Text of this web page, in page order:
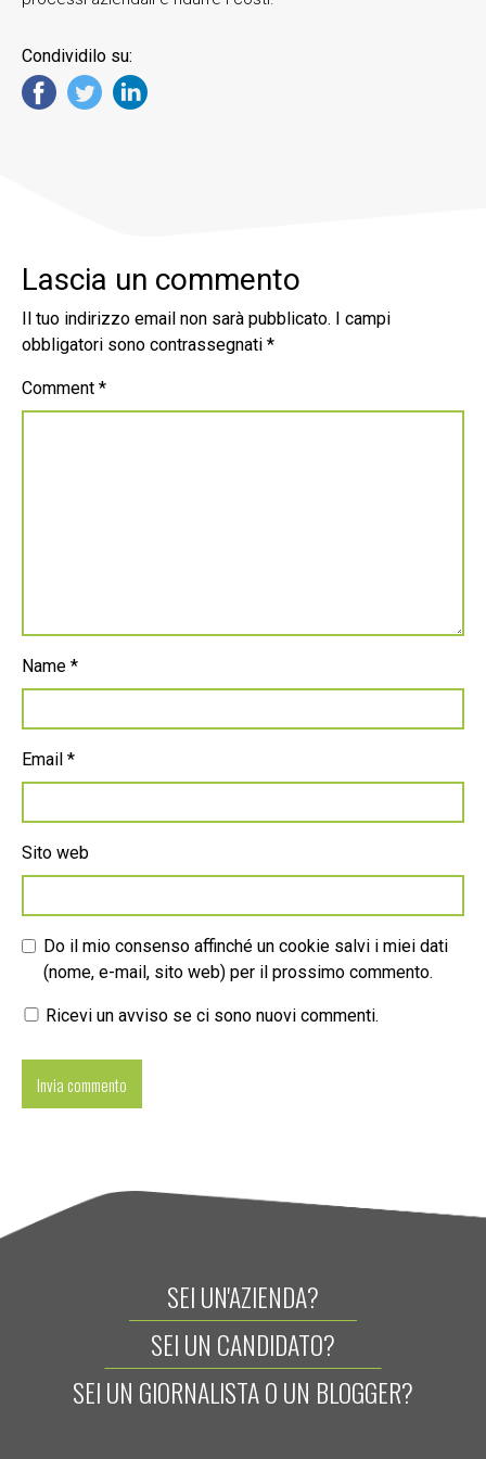
Condividilo su:
Lascia un commento
Il tuo indirizzo email non sarà pubblicato.
I campi
obbligatori sono contrassegnati *
Comment *
Name *
Email *
Sito web
Do il mio consenso affinché un cookie salvi i miei dati
(nome, e-mail, sito web) per il prossimo commento.
Ricevi un avviso se ci sono nuovi commenti.
SEI UN'AZIENDA?
SEI UN CANDIDATO?
SEI UN GIORNALISTA O UN BLOGGER?